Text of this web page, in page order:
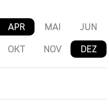
APR MAI JUN
OKT NOV DEZ